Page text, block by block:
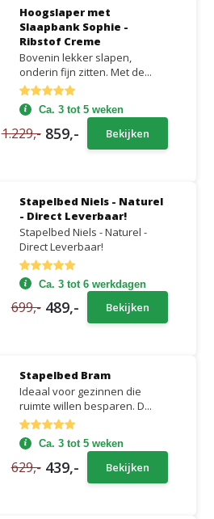
Hoogslaper met
Slaapbank Sophie -
Ribstof Creme
Bovenin lekker slapen,
onderin fijn zitten. Met de...
Ca. 3 tot 5 weken
1.229,- 859,- Bekijken
Stapelbed Niels - Naturel
- Direct Leverbaar!
Stapelbed Niels - Naturel -
Direct Leverbaar!
Ca. 3 tot 6 werkdagen
699,- 489,- Bekijken
Stapelbed Bram
Ideaal voor gezinnen die
ruimte willen besparen. D...
Ca. 3 tot 5 weken
629,- 439,- Bekijken